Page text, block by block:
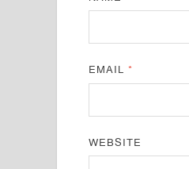
EMAIL*
WEBSITE